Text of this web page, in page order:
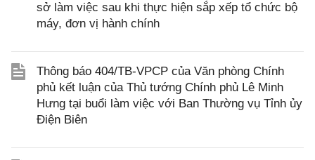
sở làm việc sau khi thực hiện sắp xếp tổ chức bộ
máy, đơn vị hành chính
Thông báo 404/TB-VPCP của Văn phòng Chính
phủ kết luận của Thủ tướng Chính phủ Lê Minh
Hưng tại buổi làm việc với Ban Thường vụ Tỉnh ủy
Điện Biên